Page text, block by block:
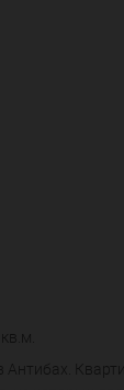
кв.м.
Антибах.